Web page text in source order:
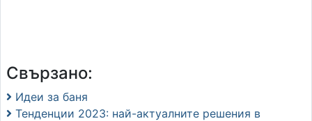
Свързано:
Идеи за баня
Тенденции 2023: най-актуалните решения в